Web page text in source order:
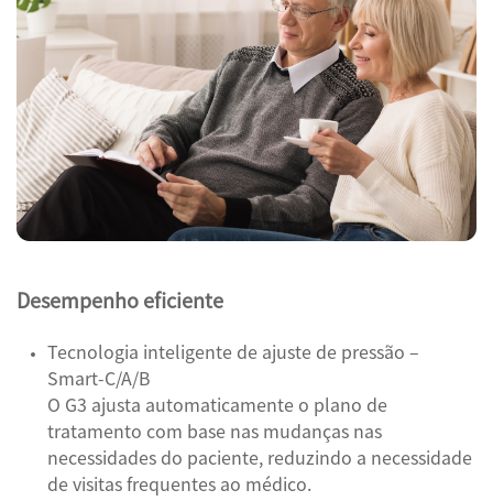
Desempenho eficiente
Tecnologia inteligente de ajuste de pressão –
Smart-C/A/B
O G3 ajusta automaticamente o plano de
tratamento com base nas mudanças nas
necessidades do paciente, reduzindo a necessidade
de visitas frequentes ao médico.